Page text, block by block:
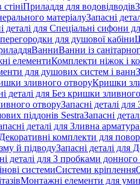
Приладдя для водовідводів
матеріалуЗапасні
деталі для Спеціальні сифони
перегородки для душової кабіни
ВанниВанни із
елементиКомплекти ніжок і
для душових систем і ванн
зливного отворуКришки
деталі для Без кришки
отворуЗапасні деталі
піддонів SestraЗапасні
деталі для Зливна
комплекти для
й підводуЗапасні деталі для
деталі для З пробками донного
системиСистеми кріплення
Монтажні елементи для